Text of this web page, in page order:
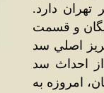
دارد.
و قسمت
اصلي سد
احداث سد
امروزه به